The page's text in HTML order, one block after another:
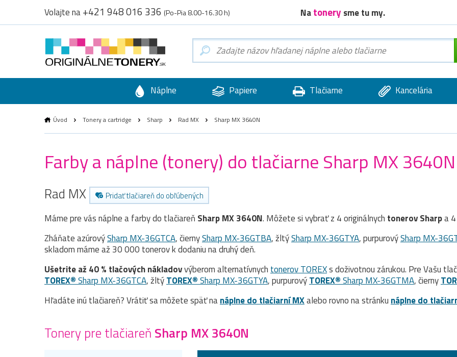
Volajte na+421 948 016 336 (Po-Pia 8.00-16.30 h) Natonery sme tu my.
Náplne Papiere Tlačiarne Kancelária
Úvod Tonery a cartridge Sharp Rad MX Sharp MX 3640N
Farby a náplne (tonery) do tlačiarne Sharp MX 3640N
Rad MX Pridať tlačiareň do obľúbených
Máme pre vás náplne a farby do tlačiareň Sharp MX 3640N. Môžete si vybrať z 4 originálnych tonerovSharpa 4
Zháňate azúrovýSharp MX-36GTCA, čiernySharp MX-36GTBA, žltýSharp MX-36GTYA, purpurovýSharp MX-
skladom máme až 30 000 tonerov k dodaniu na druhý deň.
Ušetrite až 40 % tlačových nákladovvýberom alternatívnych tonerov TOREXs doživotnou zárukou. Pre Vašu
TOREX®Sharp MX-36GTCA, žltýTOREX®Sharp MX-36GTYA, purpurovýTOREX®Sharp MX-36GTMA, čierny
Hľadáte inú tlačiareň? Vrátiť sa môžete späť nanáplne do tlačiarní MXalebo rovno na stránku náplne do
Tonery pre tlačiareň Sharp MX 3640N